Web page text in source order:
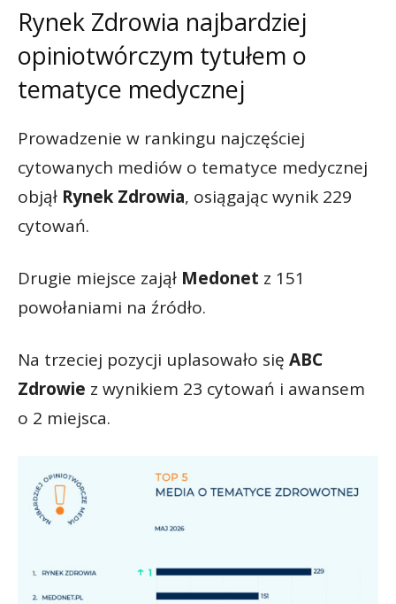
Rynek Zdrowia najbardziej
opiniotwórczym tytułem o
tematyce medycznej
Prowadzenie w rankingu najczęściej
cytowanych mediów o tematyce medycznej
objął Rynek Zdrowia, osiągając wynik 229
cytowań.
Drugie miejsce zajął Medonet z 151
powołaniami na źródło.
Na trzeciej pozycji uplasowało się ABC
Zdrowie z wynikiem 23 cytowań i awansem
o 2 miejsca.